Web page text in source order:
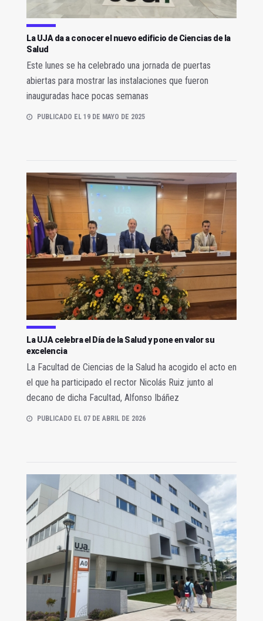
La UJA da a conocer el nuevo edificio de Ciencias de la
Salud
Este lunes se ha celebrado una jornada de puertas
abiertas para mostrar las instalaciones que fueron
inauguradas hace pocas semanas
PUBLICADO EL 19 DE MAYO DE 2025
La UJA celebra el Día de la Salud y pone en valor su
excelencia
La Facultad de Ciencias de la Salud ha acogido el acto en
el que ha participado el rector Nicolás Ruiz junto al
decano de dicha Facultad, Alfonso Ibáñez
PUBLICADO EL 07 DE ABRIL DE 2026